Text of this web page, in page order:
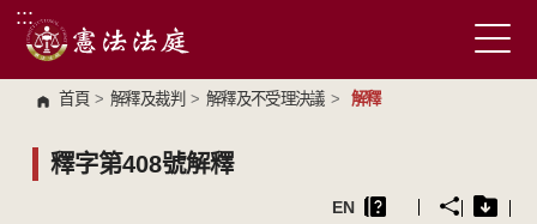
跳到主要內容區塊
:::
首頁 > 解釋及裁判 > 解釋及不受理決議 > 解釋
釋字第408號解釋
EN